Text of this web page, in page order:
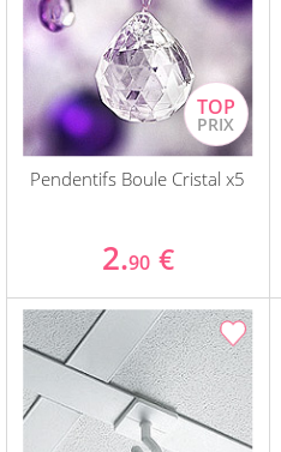
Pendentifs Boule Cristal x5
2.90 €